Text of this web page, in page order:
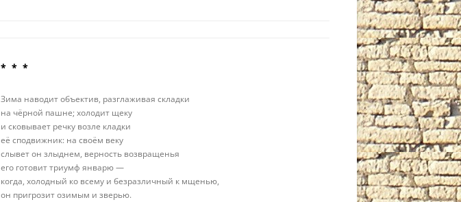
* * *
Зима наводит объектив, разглаживая складки
на чёрной пашне; холодит щеку
и сковывает речку возле кладки
её сподвижник: на своём веку
слывет он злыднем, верность возвращенья
его готовит триумф январю —
когда, холодный ко всему и безразличный к мщенью,
он пригрозит озимым и зверью.